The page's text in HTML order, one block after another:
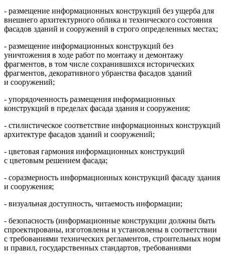
- размещение информационных конструкций без ущерба для
внешнего архитектурного облика и технического состояния
фасадов зданий и сооружений в строго определенных местах;
- размещение информационных конструкций без
уничтожения в ходе работ по монтажу и демонтажу
фрагментов, в том числе сохранившихся исторических
фрагментов, декоративного убранства фасадов зданий
и сооружений;
- упорядоченность размещения информационных
конструкций в пределах фасада здания и сооружения;
- стилистическое соответствие информационных конструкций
архитектуре фасадов зданий и сооружений;
- цветовая гармония информационных конструкций
с цветовым решением фасада;
- соразмерность информационных конструкций фасаду здания
и сооружения;
- визуальная доступность, читаемость информации;
- безопасность (информационные конструкции должны быть
спроектированы, изготовлены и установлены в соответствии
с требованиями технических регламентов, строительных норм
и правил, государственных стандартов, требованиями